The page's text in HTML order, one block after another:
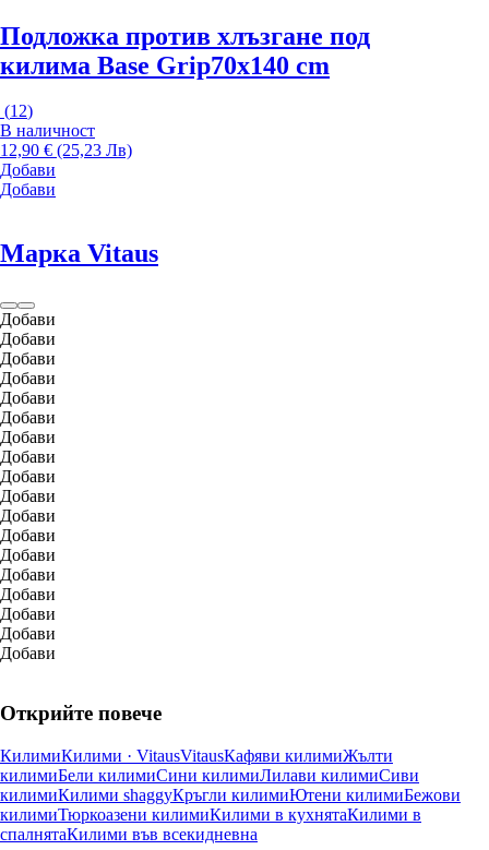
Подложка против хлъзгане под
килима Base Grip70x140 cm
(12)
В наличност
12,90 € (25,23 Лв)
Добави
Добави
Марка Vitaus
Добави
Добави
Добави
Добави
Добави
Добави
Добави
Добави
Добави
Добави
Добави
Добави
Добави
Добави
Добави
Добави
Добави
Добави
Открийте повече
КилимиКилими · VitausVitausКафяви килимиЖълти
килимиБели килимиСини килимиЛилави килимиСиви
килимиКилими shaggyКръгли килимиЮтени килимиБежови
килимиТюркоазени килимиКилими в кухнятаКилими в
спалнятаКилими във всекидневна